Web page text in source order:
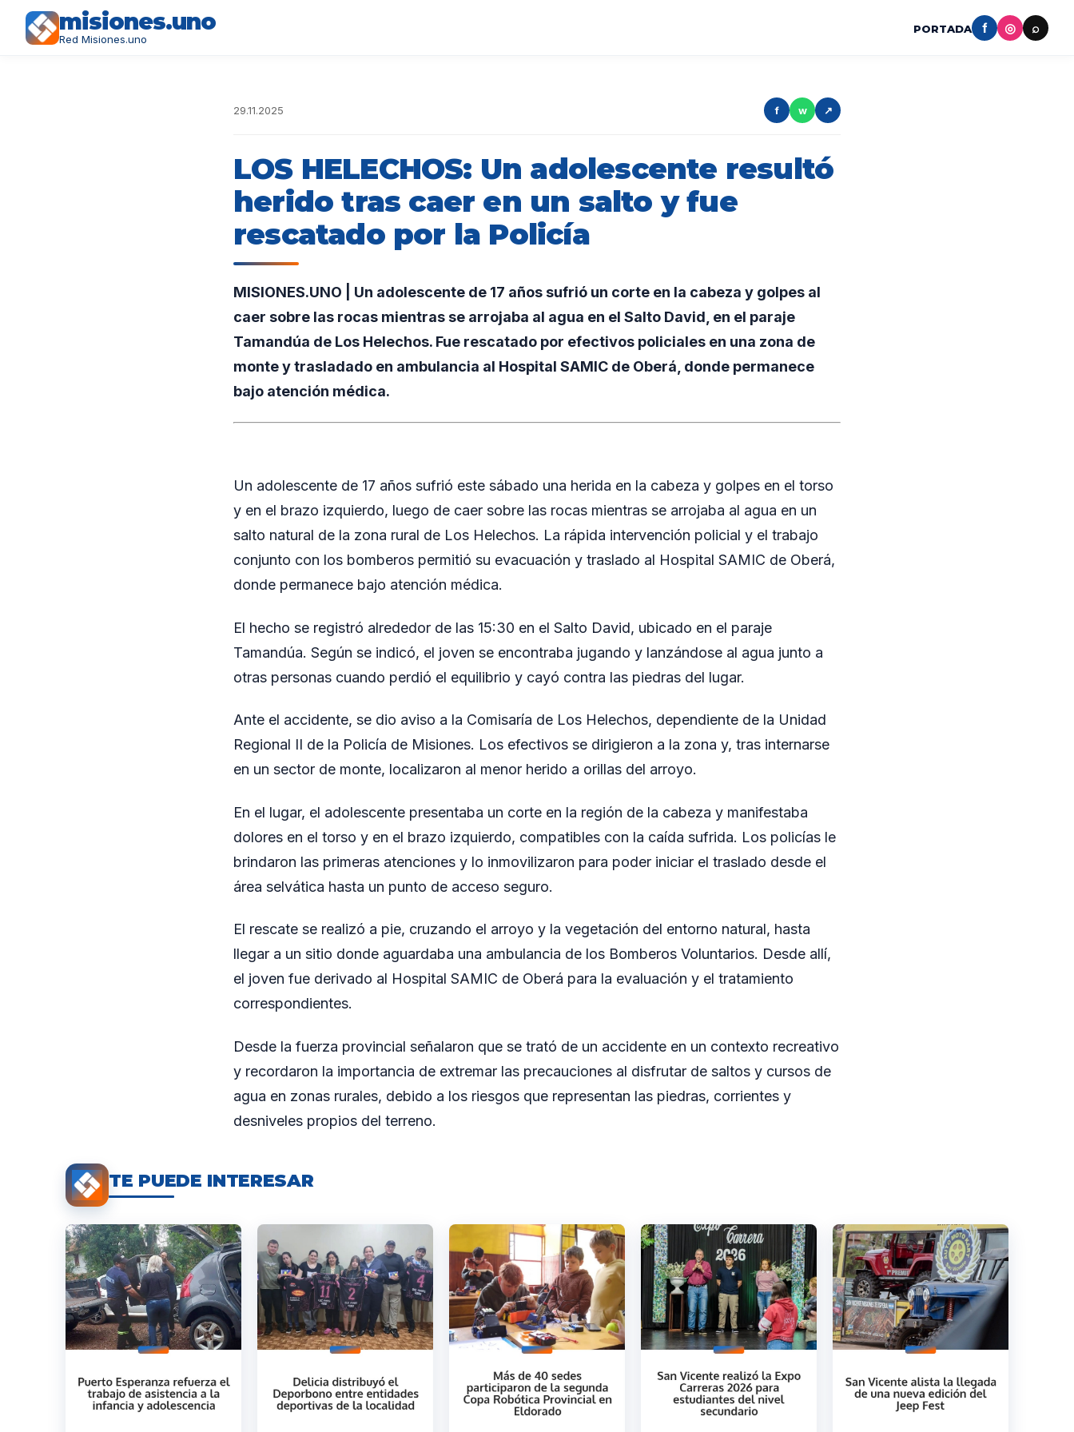
misiones.uno
Red Misiones.uno
PORTADA f ◎ ⌕
29.11.2025 f w ↗
LOS HELECHOS: Un adolescente resultó
herido tras caer en un salto y fue
rescatado por la Policía
MISIONES.UNO | Un adolescente de 17 años sufrió un corte en la cabeza y golpes al
caer sobre las rocas mientras se arrojaba al agua en el Salto David, en el paraje
Tamandúa de Los Helechos. Fue rescatado por efectivos policiales en una zona de
monte y trasladado en ambulancia al Hospital SAMIC de Oberá, donde permanece
bajo atención médica.
Un adolescente de 17 años sufrió este sábado una herida en la cabeza y golpes en el torso
y en el brazo izquierdo, luego de caer sobre las rocas mientras se arrojaba al agua en un
salto natural de la zona rural de Los Helechos. La rápida intervención policial y el trabajo
conjunto con los bomberos permitió su evacuación y traslado al Hospital SAMIC de Oberá,
donde permanece bajo atención médica.
El hecho se registró alrededor de las 15:30 en el Salto David, ubicado en el paraje
Tamandúa. Según se indicó, el joven se encontraba jugando y lanzándose al agua junto a
otras personas cuando perdió el equilibrio y cayó contra las piedras del lugar.
Ante el accidente, se dio aviso a la Comisaría de Los Helechos, dependiente de la Unidad
Regional II de la Policía de Misiones. Los efectivos se dirigieron a la zona y, tras internarse
en un sector de monte, localizaron al menor herido a orillas del arroyo.
En el lugar, el adolescente presentaba un corte en la región de la cabeza y manifestaba
dolores en el torso y en el brazo izquierdo, compatibles con la caída sufrida. Los policías le
brindaron las primeras atenciones y lo inmovilizaron para poder iniciar el traslado desde el
área selvática hasta un punto de acceso seguro.
El rescate se realizó a pie, cruzando el arroyo y la vegetación del entorno natural, hasta
llegar a un sitio donde aguardaba una ambulancia de los Bomberos Voluntarios. Desde allí,
el joven fue derivado al Hospital SAMIC de Oberá para la evaluación y el tratamiento
correspondientes.
Desde la fuerza provincial señalaron que se trató de un accidente en un contexto recreativo
y recordaron la importancia de extremar las precauciones al disfrutar de saltos y cursos de
agua en zonas rurales, debido a los riesgos que representan las piedras, corrientes y
desniveles propios del terreno.
TE PUEDE INTERESAR